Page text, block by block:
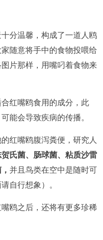
分温馨，构成了一道人鸥
随意将手中的食物投喂给
片那样，用嘴叼着食物来
红嘴鸥食用的成分，此
能会导致疾病的传播。
红嘴鸥腹泻粪便，研究人
氏菌、肠球菌、粘质沙雷
，并且鸟类在空中是随时可
自行想象）。
鸥之后，还将有更多珍稀